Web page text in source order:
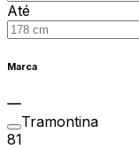
Até
Marca
Tramontina
81